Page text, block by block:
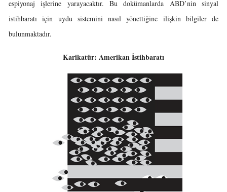
espiyonaj işlerine yarayacaktır. Bu dokümanlarda ABD’nin sinyal
istihbaratı için uydu sistemini nasıl yönettiğine ilişkin bilgiler de
bulunmaktadır.
Karikatür: Amerikan İstihbaratı